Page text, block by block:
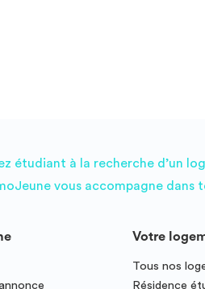
étudiant à la recherche d’un
vous accompagne
Votre
Tous nos
Résidence